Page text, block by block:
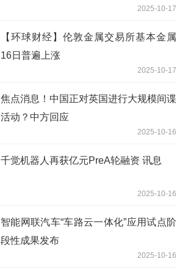
2025-10-17
【环球财经】伦敦金属交易所基本金属
16日普遍上涨
2025-10-17
焦点消息！中国正对英国进行大规模间谍
活动？中方回应
2025-10-16
千觉机器人再获亿元PreA轮融资 讯息
2025-10-16
智能网联汽车“车路云一体化”应用试点阶
段性成果发布
2025-10-16